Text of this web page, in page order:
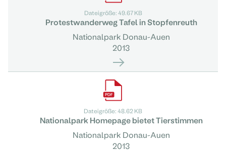
Dateigröße: 49.67 KB
Protestwanderweg Tafel in Stopfenreuth
Nationalpark Donau-Auen
2013
Dateigröße: 48.62 KB
Nationalpark Homepage bietet Tierstimmen
Nationalpark Donau-Auen
2013